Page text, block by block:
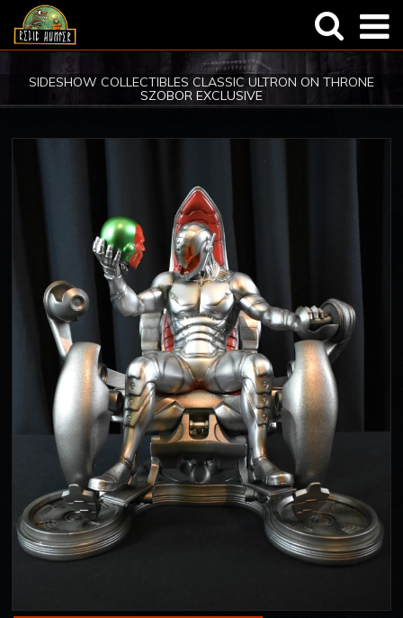
SIDESHOW COLLECTIBLES CLASSIC ULTRON ON THRONE
SZOBOR EXCLUSIVE
Termékbemutatók
Elfelejtett jelszó